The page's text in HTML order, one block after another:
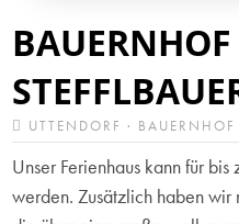
BAUERNHOF
UTTENDORF · BAUERNHOF
Unser Ferienhaus kann für
werden. Zusätzlich haben